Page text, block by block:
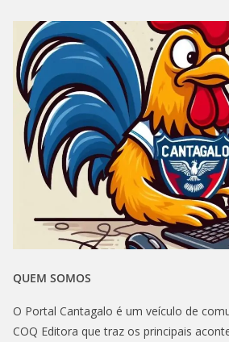
QUEM SOMOS
O Portal Cantagalo é um veículo de
COQ Editora que traz os principais